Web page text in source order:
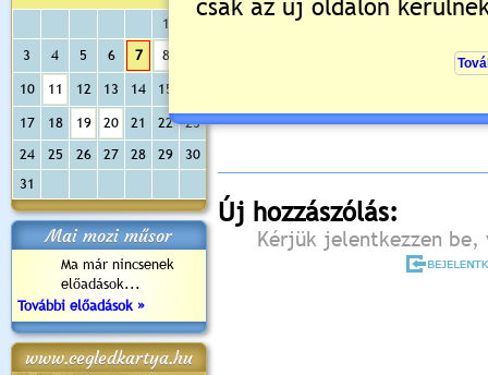
1
3
4 5 6 7 8
10 11 12 13 14 15
17 18 19 20 21 22
23
24
25 26 27 28 29
30
31
Mai mozi műsor
Ma már nincsenek
előadások...
További előadások »
www.cegledkartya.hu
Új hozzászólás:
Kérjük jelentkezzen be,